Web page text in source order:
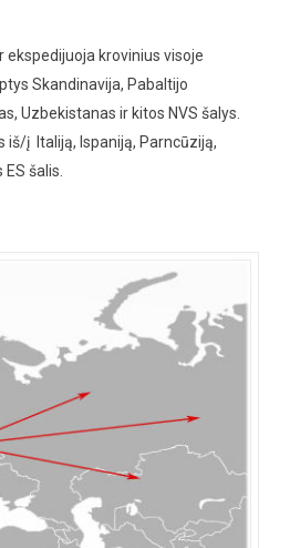
ekspedijuoja krovinius visoje
Skandinavija, Pabaltijo
Uzbekistanas ir kitos NVS šalys.
iš/į Italiją, Ispaniją, Parncūziją,
šalis.